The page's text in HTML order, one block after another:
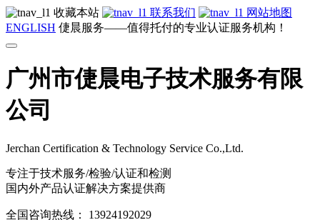
收藏本站 联系我们
网站地图
ENGLISH 倢晨服务——值得托付的专业认证服务机构！
广州市倢晨电子技术服务有限
公司
Jerchan Certification & Technology Service Co.,Ltd.
专注于技术服务/检验/认证和检测
国内外产品认证解决方案提供商
全国咨询热线： 13924192029